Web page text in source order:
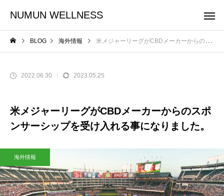
NUMUN WELLNESS
BLOG 海外情報 米メジャーリーグがCBDメーカーからのスポンサーシップを受け入れる事になりました。
2022.06.30 2023.05.25
米メジャーリーグがCBDメーカーからのスポ
ンサーシップを受け入れる事になりました。
海外情報